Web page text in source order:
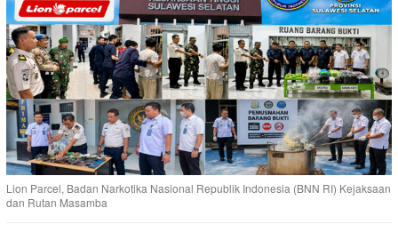
Lion Parcel, Badan Narkotika Nasional Republik Indonesia (BNN RI) Kejaksaan
dan Rutan Masamba